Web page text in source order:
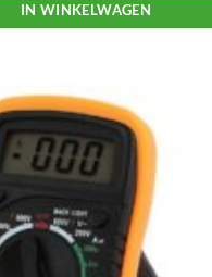
IN WINKELWAGEN